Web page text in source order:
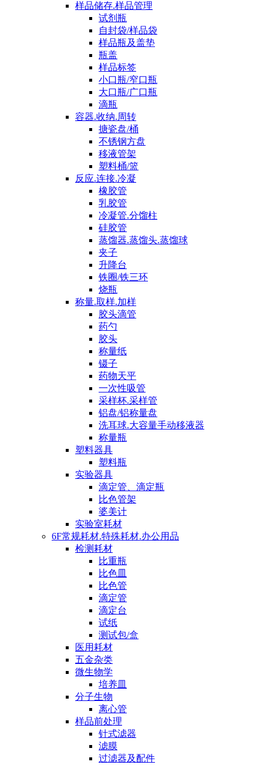
样品储存.样品管理
试剂瓶
自封袋/样品袋
样品瓶及盖垫
瓶盖
样品标签
小口瓶/窄口瓶
大口瓶/广口瓶
滴瓶
容器.收纳.周转
搪瓷盘/桶
不锈钢方盘
移液管架
塑料桶/篮
反应.连接.冷凝
橡胶管
乳胶管
冷凝管.分馏柱
硅胶管
蒸馏器.蒸馏头.蒸馏球
夹子
升降台
铁圈/铁三环
烧瓶
称量.取样.加样
胶头滴管
药勺
胶头
称量纸
镊子
药物天平
一次性吸管
采样杯.采样管
铝盘/铝称量盘
洗耳球.大容量手动移液器
称量瓶
塑料器具
塑料瓶
实验器具
滴定管、滴定瓶
比色管架
婆美计
实验室耗材
6F常规耗材.特殊耗材.办公用品
检测耗材
比重瓶
比色皿
比色管
滴定管
滴定台
试纸
测试包/盒
医用耗材
五金杂类
微生物学
培养皿
分子生物
离心管
样品前处理
针式滤器
滤膜
过滤器及配件